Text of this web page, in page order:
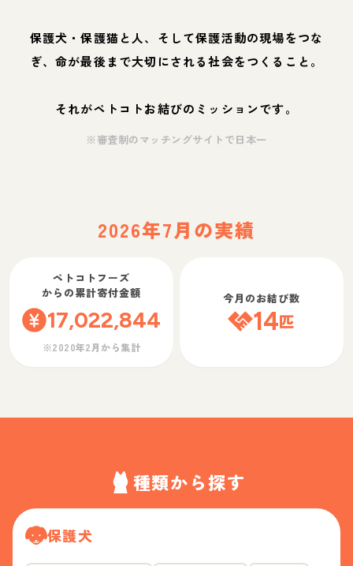
保護犬・保護猫と人、そして保護活動の現場をつな
ぎ、命が最後まで大切にされる社会をつくること。
それがペトコトお結びのミッションです。
※審査制のマッチングサイトで日本一
2026年7月の実績
ペトコトフーズ
からの累計寄付金額
17,022,844
※2020年2月から集計
今月のお結び数
14匹
種類から探す
保護犬